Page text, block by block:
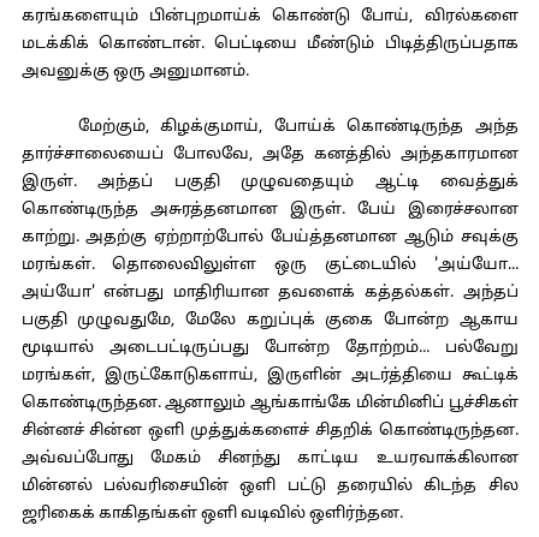
கரங்களையும் பின்புறமாய்க் கொண்டு போய், விரல்களை
மடக்கிக் கொண்டான். பெட்டியை மீண்டும் பிடித்திருப்பதாக
அவனுக்கு ஒரு அனுமானம்.
மேற்கும், கிழக்குமாய், போய்க் கொண்டிருந்த அந்த
தார்ச்சாலையைப் போலவே, அதே கனத்தில் அந்தகாரமான
இருள். அந்தப் பகுதி முழுவதையும் ஆட்டி வைத்துக்
கொண்டிருந்த அசுரத்தனமான இருள். பேய் இரைச்சலான
காற்று. அதற்கு ஏற்றாற்போல் பேய்த்தனமான ஆடும் சவுக்கு
மரங்கள். தொலைவிலுள்ள ஒரு குட்டையில் 'அய்யோ...
அய்யோ' என்பது மாதிரியான தவளைக் கத்தல்கள். அந்தப்
பகுதி முழுவதுமே, மேலே கறுப்புக் குகை போன்ற ஆகாய
மூடியால் அடைபட்டிருப்பது போன்ற தோற்றம்... பல்வேறு
மரங்கள், இருட்கோடுகளாய், இருளின் அடர்த்தியை கூட்டிக்
கொண்டிருந்தன. ஆனாலும் ஆங்காங்கே மின்மினிப் பூச்சிகள்
சின்னச் சின்ன ஒளி முத்துக்களைச் சிதறிக் கொண்டிருந்தன.
அவ்வப்போது மேகம் சினந்து காட்டிய உயரவாக்கிலான
மின்னல் பல்வரிசையின் ஒளி பட்டு தரையில் கிடந்த சில
ஜரிகைக் காகிதங்கள் ஒளி வடிவில் ஒளிர்ந்தன.